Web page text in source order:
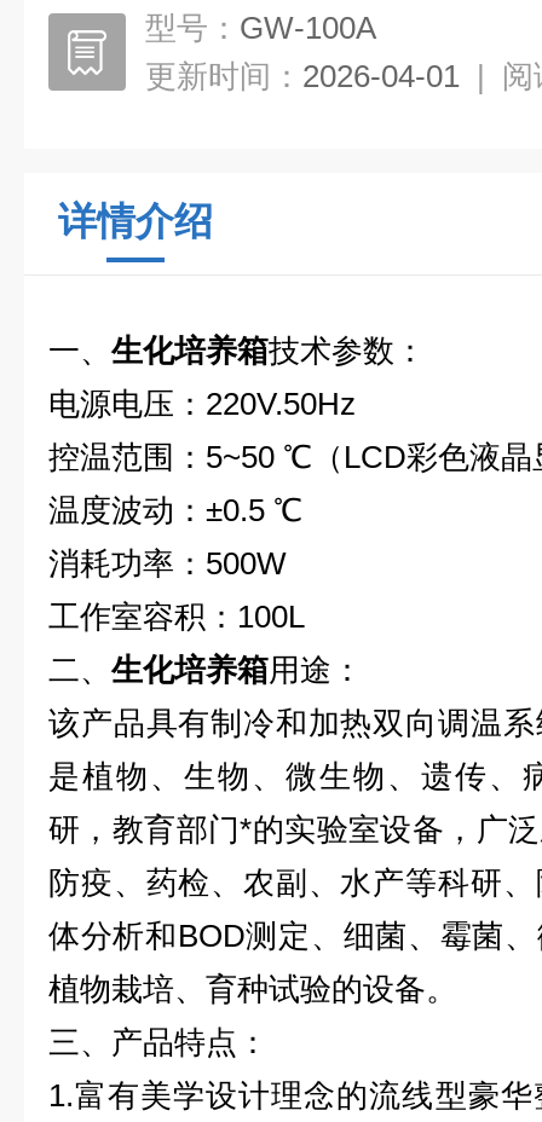
型号： GW-100A
更新时间： 2026-04-01 | 阅
详情介绍
一、 生化培养箱技术参数：
电源电压：220V.50Hz
控温范围：5~50 ℃（LCD彩色液晶
温度波动：±0.5 ℃
消耗功率：500W
工作室容积：100L
二、 生化培养箱用途：
该产品具有制冷和加热双向调温
是植物、生物、微生物、遗传、
研，教育部门*的实验室设备，广
防疫、药检、农副、水产等科研
体分析和BOD测定、细菌、霉菌
植物栽培、育种试验的设备。
三、产品特点：
1.富有美学设计理念的流线型豪